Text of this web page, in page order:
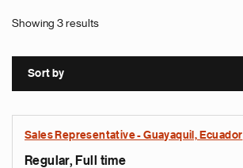
Showing 3 results
Sort by
Sales Representative - Guayaquil, Ecuador
Regular, Full time